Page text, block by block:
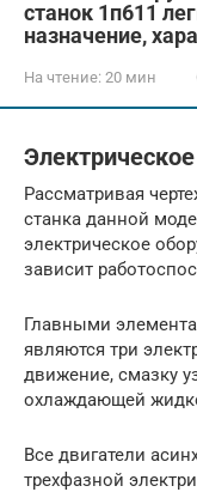
станок 1п611
назначение,
На чтение: 20 мин
Рассматривая
станка данной
электрическое
зависит
Главными
являются три
движение, смазку
охлаждающей
Все двигатели
трехфазной